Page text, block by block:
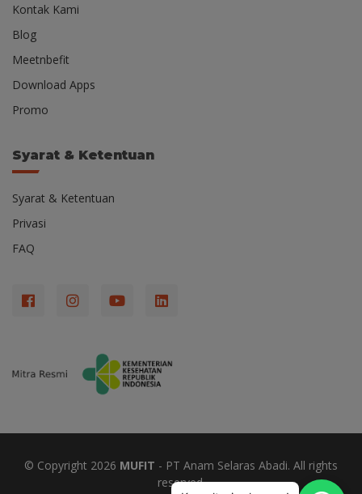
Kontak Kami
Blog
Meetnbefit
Download Apps
Promo
Syarat & Ketentuan
Syarat & Ketentuan
Privasi
FAQ
© Copyright 2026 MUFIT - PT Anam Selaras Abadi. All rights
reserved.